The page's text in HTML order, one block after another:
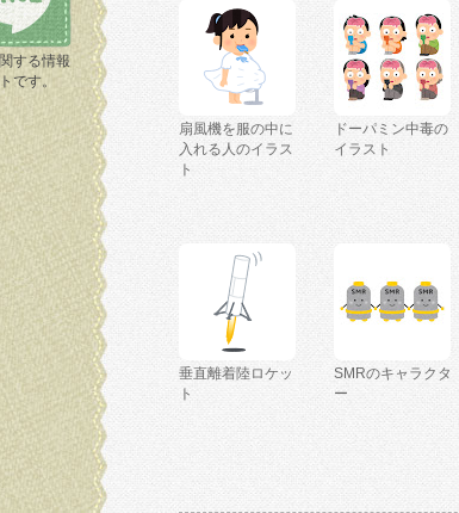
する情報
です。
扇風機を服の中に
入れる人のイラス
ト
ドーパミン中毒の
イラスト
垂直離着陸ロケッ
ト
SMRのキャラクタ
ー